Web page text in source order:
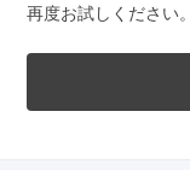
再度お試しください。